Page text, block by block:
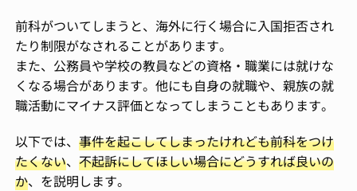
前科がついてしまうと、海外に行く場合に入国拒否され
たり制限がなされることがあります。
また、公務員や学校の教員などの資格・職業には就けな
くなる場合があります。他にも自身の就職や、親族の就
職活動にマイナス評価となってしまうこともあります。
以下では、事件を起こしてしまったけれども前科をつけ
たくない、不起訴にしてほしい場合にどうすれば良いの
か、を説明します。